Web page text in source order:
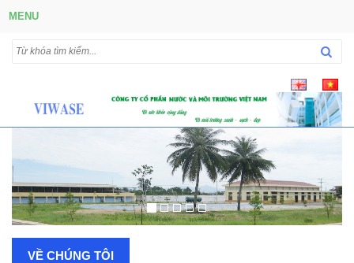
MENU
VỀ CHÚNG TÔI